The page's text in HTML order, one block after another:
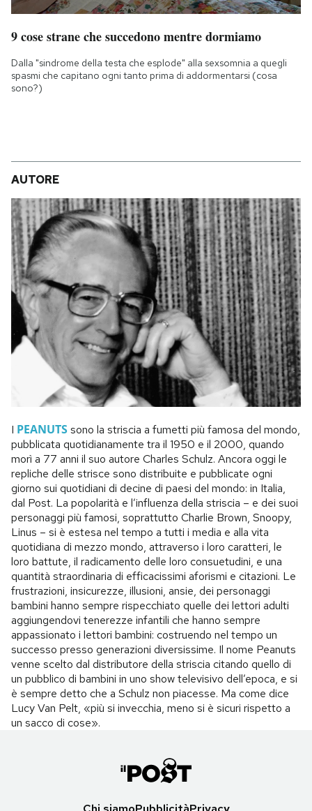
9 cose strane che succedono mentre dormiamo
Dalla "sindrome della testa che esplode" alla sexsomnia a quegli
spasmi che capitano ogni tanto prima di addormentarsi (cosa
sono?)
AUTORE
I PEANUTSsono la striscia a fumetti più famosa del mondo,
pubblicata quotidianamente tra il 1950 e il 2000, quando
morì a 77 anni il suo autore Charles Schulz. Ancora oggi le
repliche delle strisce sono distribuite e pubblicate ogni
giorno sui quotidiani di decine di paesi del mondo: in Italia,
dal Post. La popolarità e l’influenza della striscia – e dei suoi
personaggi più famosi, soprattutto Charlie Brown, Snoopy,
Linus – si è estesa nel tempo a tutti i media e alla vita
quotidiana di mezzo mondo, attraverso i loro caratteri, le
loro battute, il radicamento delle loro consuetudini, e una
quantità straordinaria di efficacissimi aforismi e citazioni. Le
frustrazioni, insicurezze, illusioni, ansie, dei personaggi
bambini hanno sempre rispecchiato quelle dei lettori adulti
aggiungendovi tenerezze infantili che hanno sempre
appassionato i lettori bambini: costruendo nel tempo un
successo presso generazioni diversissime. Il nome Peanuts
venne scelto dal distributore della striscia citando quello di
un pubblico di bambini in uno show televisivo dell’epoca, e si
è sempre detto che a Schulz non piacesse. Ma come dice
Lucy Van Pelt, «più si invecchia, meno si è sicuri rispetto a
un sacco di cose».